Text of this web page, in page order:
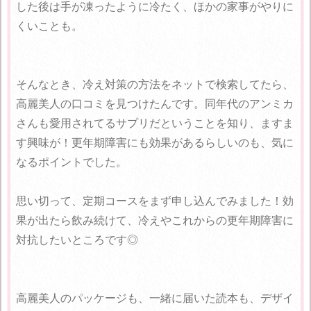
した後は手が凍ったように冷たく、ほかの家事がやりに
くいことも。
そんなとき、冷え対策の方法をネットで検索してたら、
高麗美人の口コミを見つけたんです。同年代のアンミカ
さんも愛用されてるサプリだということを知り、ますま
す興味が！更年期障害にも効果があるらしいのも、気に
なるポイントでした。
思い切って、定期コースをまず申し込んでみました！効
果が出たら飲み続けて、冷えやこれからの更年期障害に
対抗したいところです◎
高麗美人のパッケージも、一緒に届いた読本も、デザイ